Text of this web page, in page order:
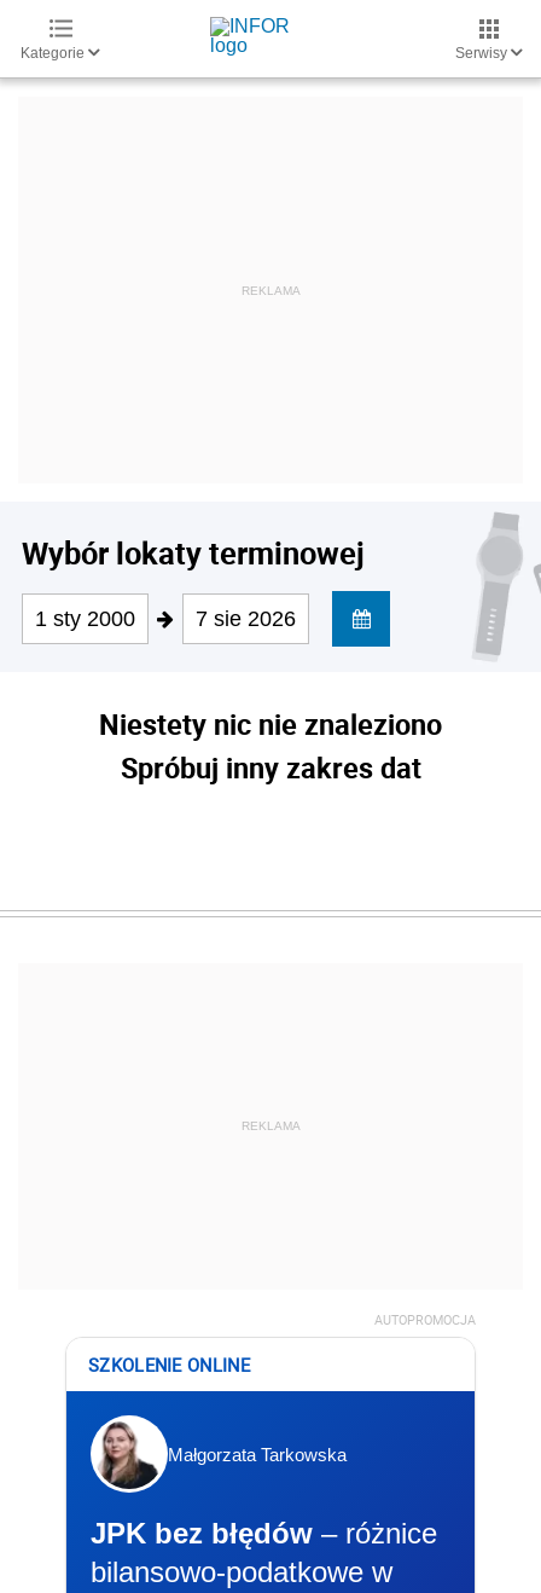
Kategorie Serwisy
Wybór lokaty terminowej
1 sty 2000 7 sie 2026
Niestety nic nie znaleziono
Spróbuj inny zakres dat
REKLAMA
AUTOPROMOCJA
SZKOLENIE ONLINE
Małgorzata Tarkowska
JPK bez błędów – różnice
bilansowo-podatkowe w